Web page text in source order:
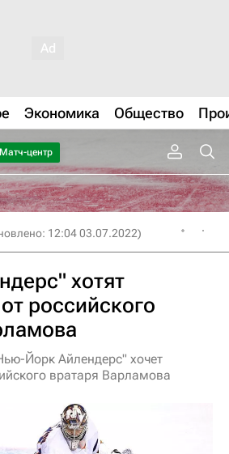
Экономика Общество
Матч-центр
12:04 03.07.2022)
хотят
российского
Йорк Айлендерс" хочет
вратаря Варламова